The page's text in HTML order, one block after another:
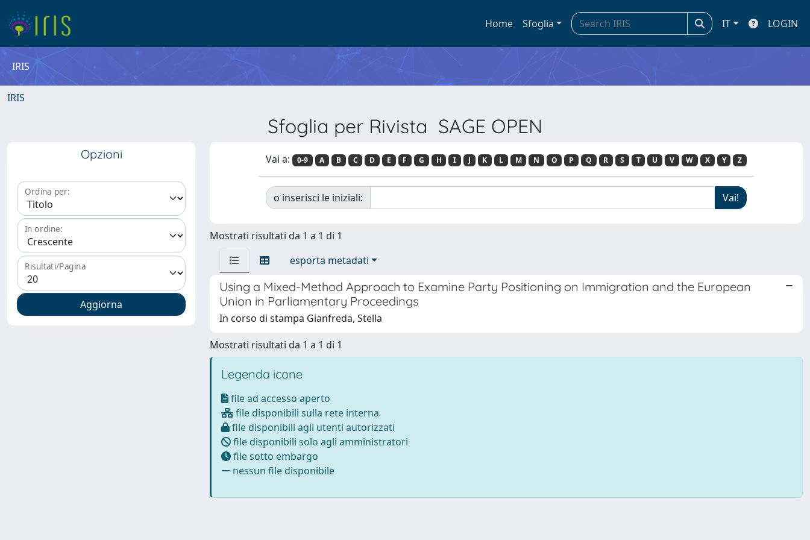
Home Sfoglia IT LOGIN
IRIS
IRIS
Sfoglia per Rivista SAGE OPEN
Opzioni
Ordina per:
In ordine:
Risultati/Pagina
Vai a: 0-9 A B C D E F G H I J K L M N O P Q R S T U V W X Y Z
o inserisci le iniziali:
Mostrati risultati da 1 a 1 di 1
esporta metadati
Using a Mixed-Method Approach to Examine Party Positioning on Immigration and the European
Union in Parliamentary Proceedings
In corso di stampa Gianfreda, Stella
Mostrati risultati da 1 a 1 di 1
Legenda icone
file ad accesso aperto
file disponibili sulla rete interna
file disponibili agli utenti autorizzati
file disponibili solo agli amministratori
file sotto embargo
nessun file disponibile